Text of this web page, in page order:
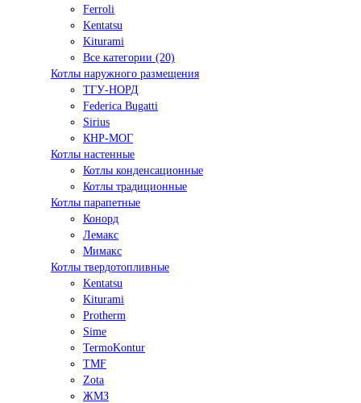
Ferroli
Kentatsu
Kiturami
Все категории (20)
Котлы наружного размещения
ТГУ-НОРД
Federica Bugatti
Sirius
КНР-МОГ
Котлы настенные
Котлы конденсационные
Котлы традиционные
Котлы парапетные
Конорд
Лемакс
Мимакс
Котлы твердотопливные
Kentatsu
Kiturami
Protherm
Sime
TermoKontur
TMF
Zota
ЖМЗ